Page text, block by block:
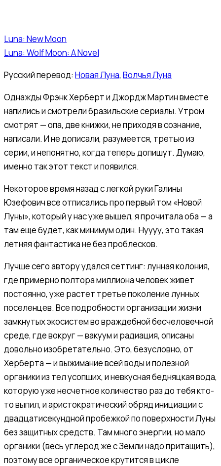
Luna: New Moon
Luna: Wolf Moon: A Novel
Русский перевод: Новая Луна, Волчья Луна
Однажды Фрэнк Херберт и Джордж Мартин вместе
напились и смотрели бразильские сериалы. Утром
смотрят — опа, две книжки, не приходя в сознание,
написали. И не дописали, разумеется, третью из
серии, и непонятно, когда теперь допишут. Думаю,
именно так этот текст и появился.
Некоторое время назад с легкой руки Галины
Юзефович все отписались про первый том «Новой
Луны», который у нас уже вышел, я прочитала оба — а
там еще будет, как минимум один. Нуууу, это такая
летняя фантастика не без проблесков.
Лучше сего автору удался сеттинг: лунная колония,
где примерно полтора миллиона человек живет
постоянно, уже растет третье поколение лунных
поселенцев. Все подробности организации жизни
замкнутых экосистем во враждебной бесчеловечной
среде, где вокруг — вакуум и радиация, описаны
довольно изобретательно. Это, безусловно, от
Херберта — и выжимание всей воды и полезной
органики из тел усопших, и невкусная бедняцкая вода,
которую уже несчетное количество раз до тебя кто-
то выпил, и аристократический обряд инициации с
двадцатисекундной пробежкой по поверхности Луны
без защитных средств. Там много энергии, но мало
органики (весь углерод же с Земли надо притащить),
поэтому все органическое крутится в цикле